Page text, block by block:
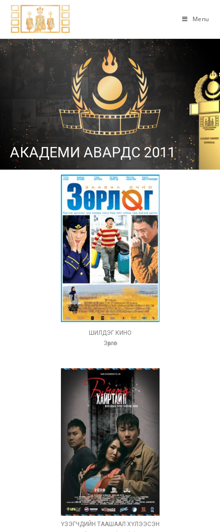
Menu
АКАДЕМИ АВАРДС 2011
ШИЛДЭГ КИНО
Зөрлөг
ҮЗЭГЧДИЙН ТААШААЛ ХҮЛЭЭСЭН